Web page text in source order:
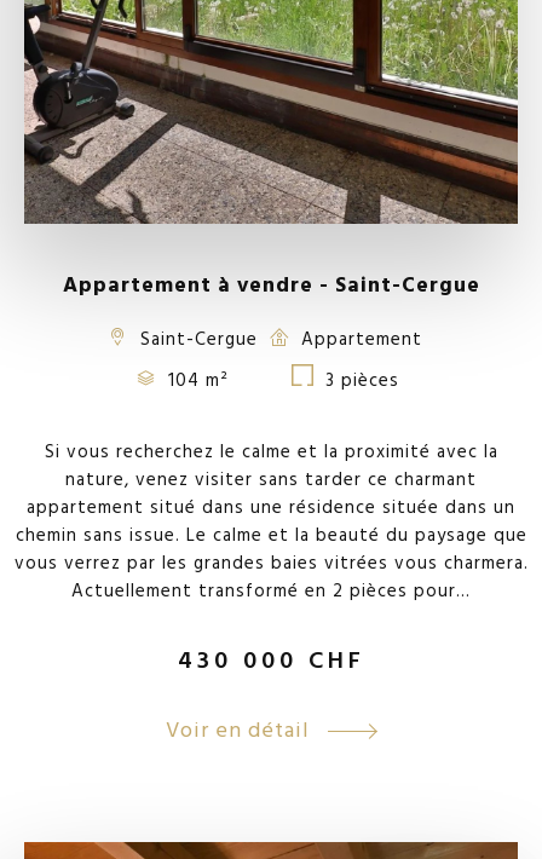
Appartement à vendre - Saint-Cergue
Saint-Cergue
Appartement
104 m²
3 pièces
Si vous recherchez le calme et la proximité avec la
nature, venez visiter sans tarder ce charmant
appartement situé dans une résidence située dans un
chemin sans issue. Le calme et la beauté du paysage que
vous verrez par les grandes baies vitrées vous charmera.
Actuellement transformé en 2 pièces pour...
430 000 CHF
Voir en détail